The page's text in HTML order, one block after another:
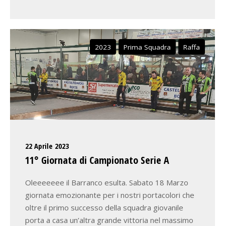
2023 Prima Squadra Raffa
22 Aprile 2023
11° Giornata di Campionato Serie A
Oleeeeeee il Barranco esulta. Sabato 18 Marzo
giornata emozionante per i nostri portacolori che
oltre il primo successo della squadra giovanile
porta a casa un’altra grande vittoria nel massimo